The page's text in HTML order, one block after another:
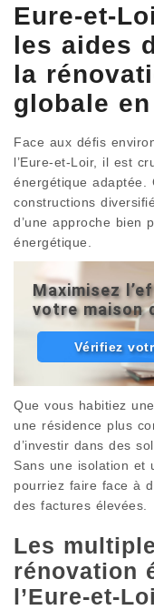
Eure-et-
les aides
la
globale en
Face aux défis
l’Eure-et-Loir, il est
énergétique
constructions
d’une approche bien
énergétique.
Maximisez
votre maison
Vérifiez
Que vous habitiez
une résidence plus
d’investir dans des
Sans une isolation et
pourriez faire face à
des factures élevées.
Les
rénovation
l’Eure-et-